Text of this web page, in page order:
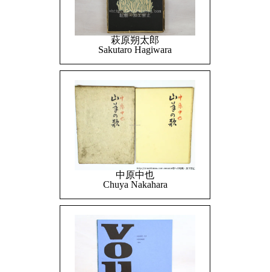
萩原朔太郎
Sakutaro Hagiwara
中原中也
Chuya Nakahara